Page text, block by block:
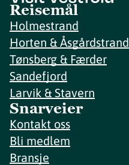
Reisemål
Holmestrand
Horten & Åsgårdstrand
Tønsberg & Færder
Sandefjord
Larvik & Stavern
Snarveier
Kontakt oss
Bli medlem
Bransje